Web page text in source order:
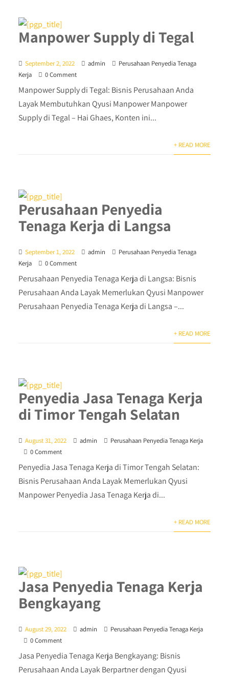
Manpower Supply di Tegal
September 2, 2022 admin
Perusahaan Penyedia Tenaga
Kerja
0 Comment
Manpower Supply di Tegal: Bisnis Perusahaan Anda
Layak Membutuhkan Qyusi Manpower Manpower
Supply di Tegal – Hai Ghaes, Konten ini...
+ READ MORE
Perusahaan Penyedia
Tenaga Kerja di Langsa
September 1, 2022 admin
Perusahaan Penyedia Tenaga
Kerja
0 Comment
Perusahaan Penyedia Tenaga Kerja di Langsa: Bisnis
Perusahaan Anda Layak Memerlukan Qyusi Manpower
Perusahaan Penyedia Tenaga Kerja di Langsa –...
+ READ MORE
Penyedia Jasa Tenaga Kerja
di Timor Tengah Selatan
August 31, 2022 admin
Perusahaan Penyedia Tenaga Kerja
0 Comment
Penyedia Jasa Tenaga Kerja di Timor Tengah Selatan:
Bisnis Perusahaan Anda Layak Memerlukan Qyusi
Manpower Penyedia Jasa Tenaga Kerja di...
+ READ MORE
Jasa Penyedia Tenaga Kerja
Bengkayang
August 29, 2022 admin
Perusahaan Penyedia Tenaga Kerja
0 Comment
Jasa Penyedia Tenaga Kerja Bengkayang: Bisnis
Perusahaan Anda Layak Berpartner dengan Qyusi